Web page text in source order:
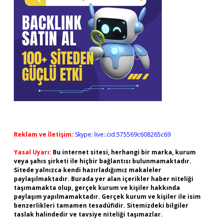
Reklam ve İletişim: Skype: live:.cid.575569c608265c69
Yasal Uyarı: Bu internet sitesi, herhangi bir marka, kurum
veya şahıs şirketi ile hiçbir bağlantısı bulunmamaktadır.
Sitede yalnızca kendi hazırladığımız makaleler
paylaşılmaktadır. Burada yer alan içerikler haber niteliği
taşımamakta olup, gerçek kurum ve kişiler hakkında
paylaşım yapılmamaktadır. Gerçek kurum ve kişiler ile isim
benzerlikleri tamamen tesadüfidir. Sitemizdeki bilgiler
taslak halindedir ve tavsiye niteliği taşımazlar.